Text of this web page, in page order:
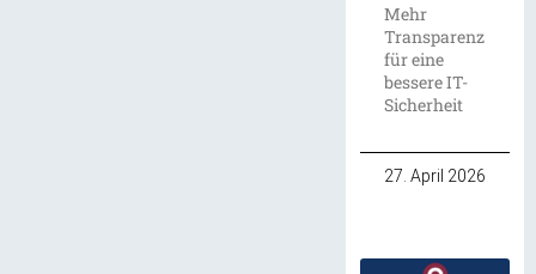
Mehr
Transparenz
für eine
bessere IT-
Sicherheit
27. April 2026